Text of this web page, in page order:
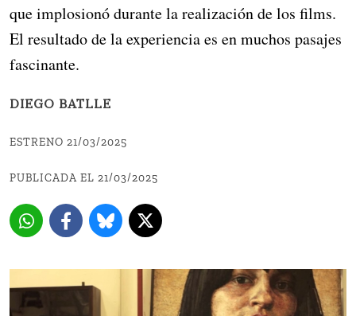
que implosionó durante la realización de los films.
El resultado de la experiencia es en muchos pasajes
fascinante.
DIEGO BATLLE
ESTRENO 21/03/2025
PUBLICADA EL 21/03/2025